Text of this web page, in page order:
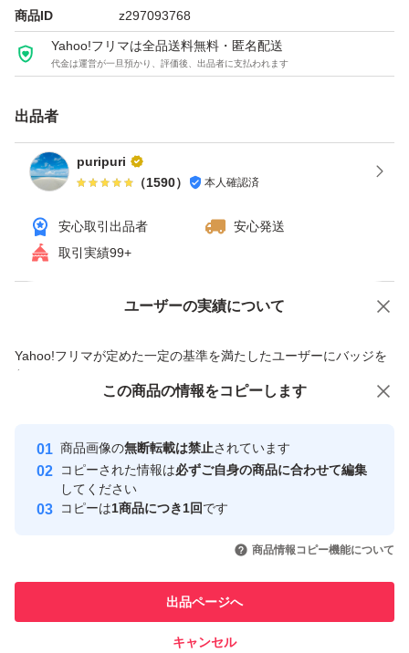
商品ID z297093768
Yahoo!フリマは全品送料無料・匿名配送
代金は運営が一旦預かり、評価後、出品者に支払われます
出品者
puripuri
（1590） 本人確認済
安心取引出品者
安心発送
取引実績99+
ユーザーの実績について
Yahoo!フリマが定めた一定の基準を満たしたユーザーにバッジを
付与しています
安心取引出品者
心・安全なユーザーです
取引実績
引を完了させた実績があります
での取引実績があります
価格の相談 商品への質問
この商品の情報をコピーします
商品画像の無断転載は禁止されています
コピーされた情報は必ずご自身の商品に合わせて編集
してください
コピーは1商品につき1回です
商品情報コピー機能について
出品ページへ
キャンセル
この商品をみている人にオススメ